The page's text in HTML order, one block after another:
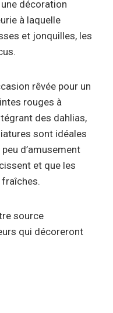
décoration
à laquelle
et jonquilles, les
rêvée pour un
rouges à
des dahlias,
sont idéales
d’amusement
et que les
source
qui décoreront